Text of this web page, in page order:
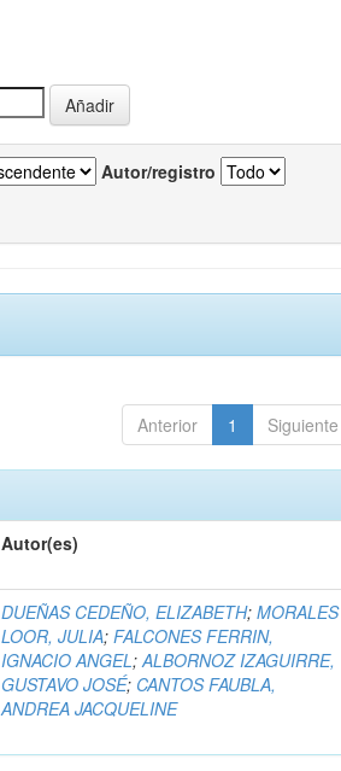
Autor/registro
Anterior 1 Siguiente
Autor(es)
DUEÑAS CEDEÑO, ELIZABETH;MORALES
LOOR, JULIA;FALCONES FERRIN,
IGNACIO ANGEL;ALBORNOZ IZAGUIRRE,
GUSTAVO JOSÉ; CANTOS FAUBLA,
ANDREA JACQUELINE